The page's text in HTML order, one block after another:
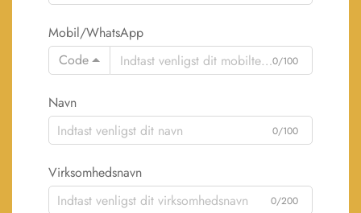
Mobil/WhatsApp
Code
0/100
Navn
0/100
Virksomhedsnavn
0/200